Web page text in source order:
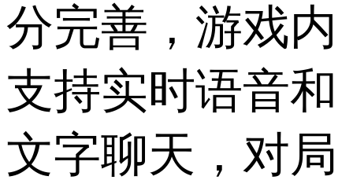
分完善，游戏内
支持实时语音和
文字聊天，对局